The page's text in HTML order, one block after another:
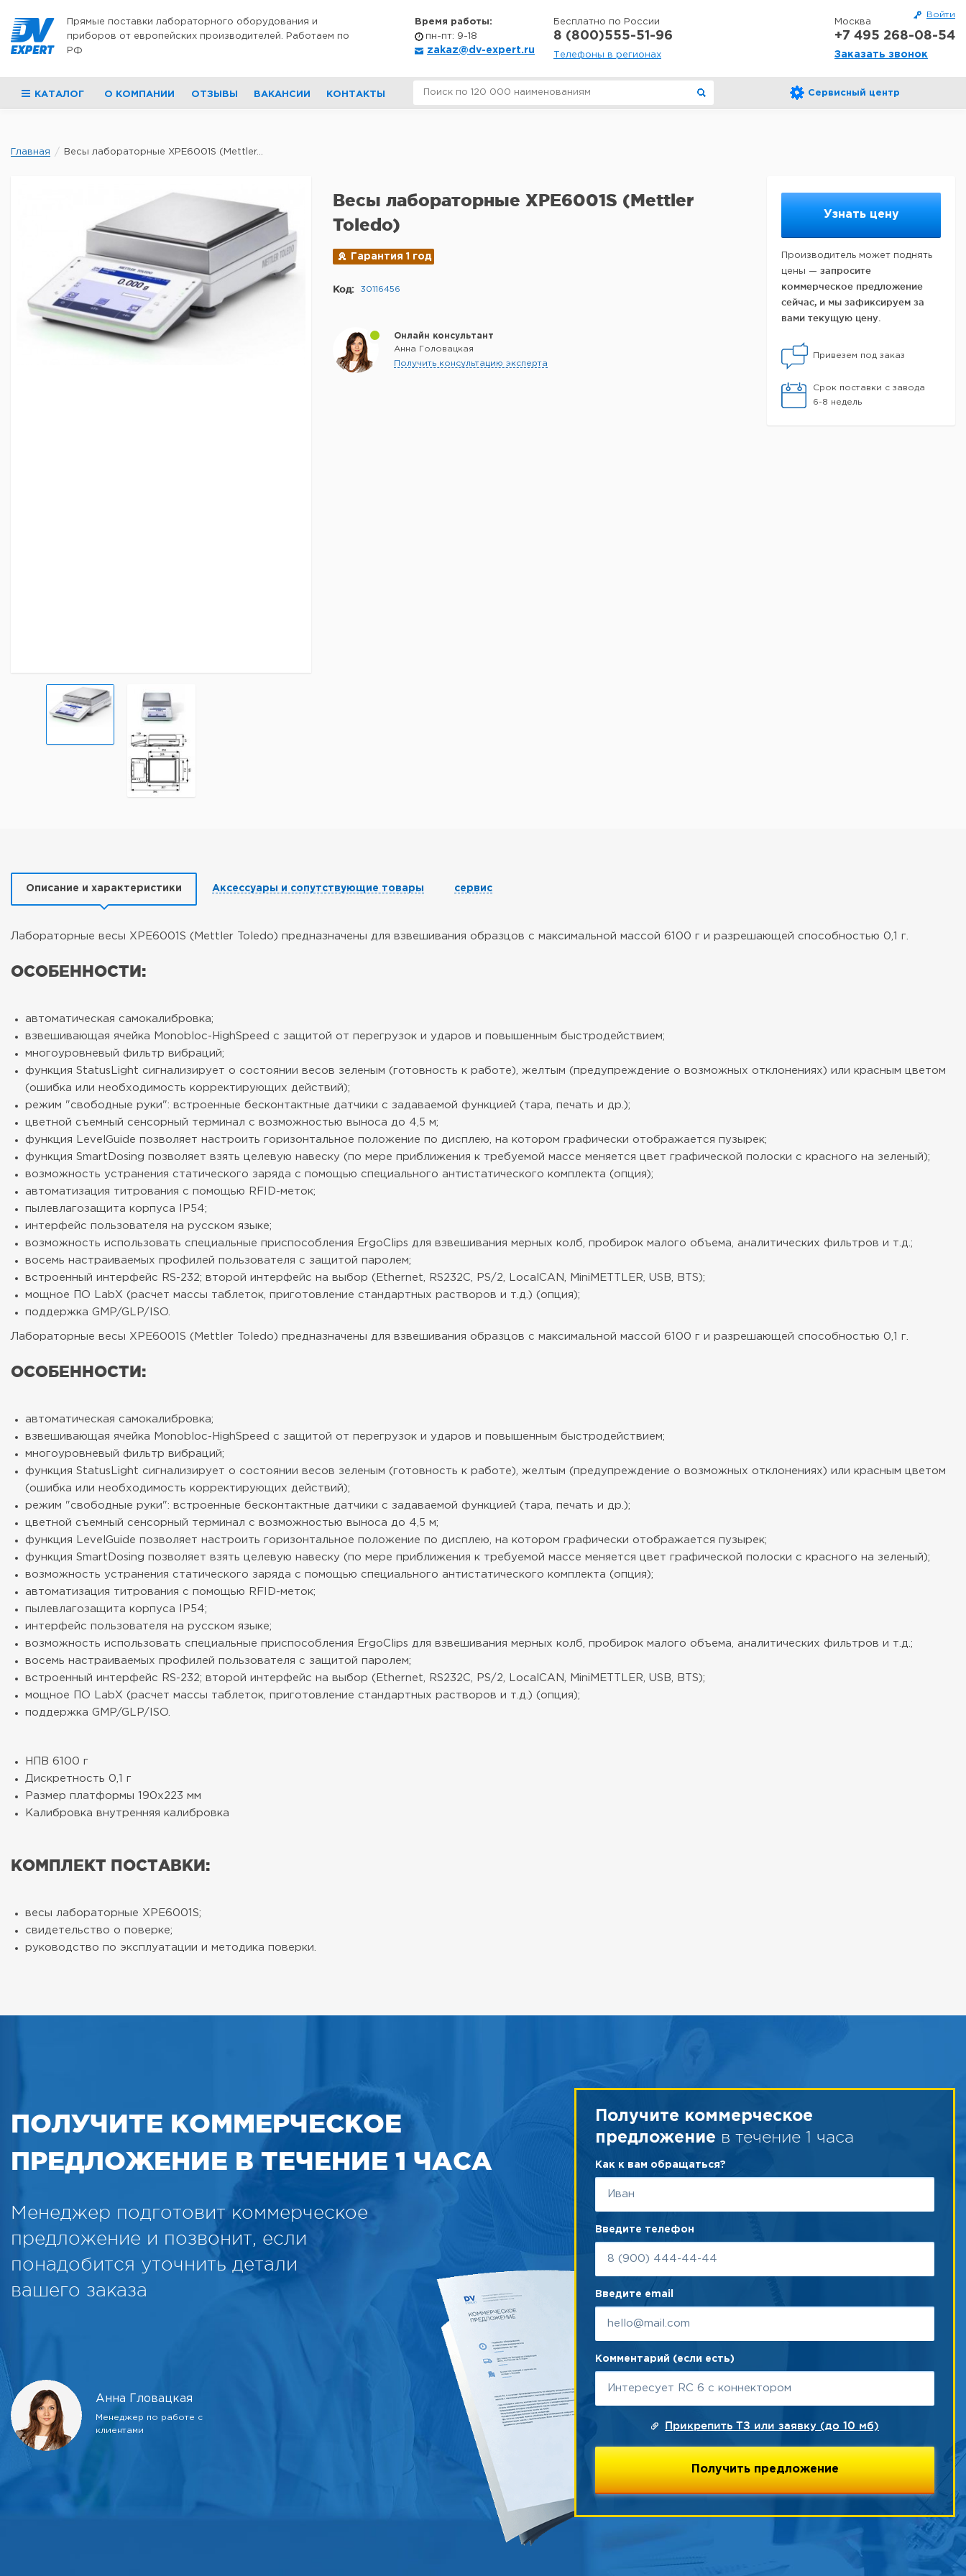
Войти
Прямые поставки лабораторного оборудования и
приборов от европейских производителей. Работаем по
РФ
Время работы:
пн-пт: 9-18
zakaz@dv-expert.ru
Бесплатно по России
8 (800)555-51-96
Телефоны в регионах
Москва
+7 495 268-08-54
Заказать звонок
КАТАЛОГ О КОМПАНИИ ОТЗЫВЫ ВАКАНСИИ КОНТАКТЫ Сервисный центр
Главная Весы лабораторные XPE6001S (Mettler...
Узнать цену
Производитель может поднять
цены — запросите
коммерческое предложение
сейчас, и мы зафиксируем за
вами текущую цену.
Привезем под заказ
Срок поставки с завода
6-8 недель
Весы лабораторные XPE6001S (Mettler
Toledo)
Гарантия 1 год
Код: 30116456
Онлайн консультант
Анна Головацкая
Получить консультацию эксперта
Описание и характеристики Аксессуары и сопутствующие товары сервис
Лабораторные весы XPE6001S (Mettler Toledo) предназначены для взвешивания образцов с максимальной массой 6100 г и разрешающей способностью 0,1 г.
ОСОБЕННОСТИ:
автоматическая самокалибровка;
взвешивающая ячейка Monobloc-HighSpeed с защитой от перегрузок и ударов и повышенным быстродействием;
многоуровневый фильтр вибраций;
функция StatusLight сигнализирует о состоянии весов зеленым (готовность к работе), желтым (предупреждение о возможных отклонениях) или красным цветом
(ошибка или необходимость корректирующих действий);
режим "свободные руки": встроенные бесконтактные датчики с задаваемой функцией (тара, печать и др.);
цветной съемный сенсорный терминал с возможностью выноса до 4,5 м;
функция LevelGuide позволяет настроить горизонтальное положение по дисплею, на котором графически отображается пузырек;
функция SmartDosing позволяет взять целевую навеску (по мере приближения к требуемой массе меняется цвет графической полоски с красного на зеленый);
возможность устранения статического заряда с помощью специального антистатического комплекта (опция);
автоматизация титрования с помощью RFID-меток;
пылевлагозащита корпуса IP54;
интерфейс пользователя на русском языке;
возможность использовать специальные приспособления ErgoClips для взвешивания мерных колб, пробирок малого объема, аналитических фильтров и т.д.;
восемь настраиваемых профилей пользователя с защитой паролем;
встроенный интерфейс RS-232; второй интерфейс на выбор (Ethernet, RS232C, PS/2, LocalCAN, MiniMETTLER, USB, BTS);
мощное ПО LabX (расчет массы таблеток, приготовление стандартных растворов и т.д.) (опция);
поддержка GMP/GLP/ISO.
Лабораторные весы XPE6001S (Mettler Toledo) предназначены для взвешивания образцов с максимальной массой 6100 г и разрешающей способностью 0,1 г.
ОСОБЕННОСТИ:
автоматическая самокалибровка;
взвешивающая ячейка Monobloc-HighSpeed с защитой от перегрузок и ударов и повышенным быстродействием;
многоуровневый фильтр вибраций;
функция StatusLight сигнализирует о состоянии весов зеленым (готовность к работе), желтым (предупреждение о возможных отклонениях) или красным цветом
(ошибка или необходимость корректирующих действий);
режим "свободные руки": встроенные бесконтактные датчики с задаваемой функцией (тара, печать и др.);
цветной съемный сенсорный терминал с возможностью выноса до 4,5 м;
функция LevelGuide позволяет настроить горизонтальное положение по дисплею, на котором графически отображается пузырек;
функция SmartDosing позволяет взять целевую навеску (по мере приближения к требуемой массе меняется цвет графической полоски с красного на зеленый);
возможность устранения статического заряда с помощью специального антистатического комплекта (опция);
автоматизация титрования с помощью RFID-меток;
пылевлагозащита корпуса IP54;
интерфейс пользователя на русском языке;
возможность использовать специальные приспособления ErgoClips для взвешивания мерных колб, пробирок малого объема, аналитических фильтров и т.д.;
восемь настраиваемых профилей пользователя с защитой паролем;
встроенный интерфейс RS-232; второй интерфейс на выбор (Ethernet, RS232C, PS/2, LocalCAN, MiniMETTLER, USB, BTS);
мощное ПО LabX (расчет массы таблеток, приготовление стандартных растворов и т.д.) (опция);
поддержка GMP/GLP/ISO.
НПВ 6100 г
Дискретность 0,1 г
Размер платформы 190х223 мм
Калибровка внутренняя калибровка
КОМПЛЕКТ ПОСТАВКИ:
весы лабораторные XPE6001S;
свидетельство о поверке;
руководство по эксплуатации и методика поверки.
ПОЛУЧИТЕ КОММЕРЧЕСКОЕ
ПРЕДЛОЖЕНИЕ В ТЕЧЕНИЕ 1 ЧАСА
Менеджер подготовит коммерческое
предложение и позвонит, если
понадобится уточнить детали
вашего заказа
Анна Гловацкая
Менеджер по работе с
клиентами
Получите коммерческое
предложение в течение 1 часа
Как к вам обращаться?
Введите телефон
Введите email
Комментарий (если есть)
Прикрепить ТЗ или заявку (до 10 мб)